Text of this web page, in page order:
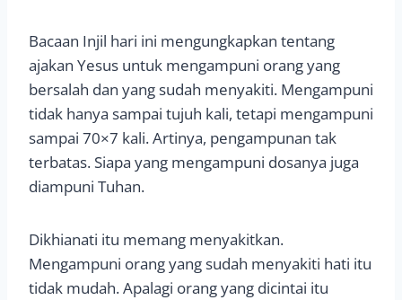
Bacaan Injil hari ini mengungkapkan tentang
ajakan Yesus untuk mengampuni orang yang
bersalah dan yang sudah menyakiti. Mengampuni
tidak hanya sampai tujuh kali, tetapi mengampuni
sampai 70×7 kali. Artinya, pengampunan tak
terbatas. Siapa yang mengampuni dosanya juga
diampuni Tuhan.
Dikhianati itu memang menyakitkan.
Mengampuni orang yang sudah menyakiti hati itu
tidak mudah. Apalagi orang yang dicintai itu